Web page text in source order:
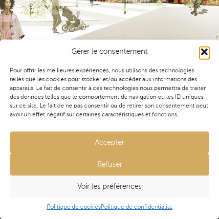
Gérer le consentement
Pour offrir les meilleures expériences, nous utilisons des technologies
telles que les cookies pour stocker et/ou accéder aux informations des
appareils. Le fait de consentir à ces technologies nous permettra de traiter
des données telles que le comportement de navigation ou les ID uniques
sur ce site. Le fait de ne pas consentir ou de retirer son consentement peut
avoir un effet négatif sur certaines caractéristiques et fonctions.
Accepter
Refuser
Voir les préférences
Politique de cookiesPolitique de confidentialité
Construction de bâtiments en structure bois à fortes
contraintes architecturales, label HQE.
Mission(s)
& études de conception
Agence Île de France
25 Grande rue
91290 ARPAJON
Membre de l'Untec depuis 2015
LinkedIn
Avise Conseil © 2021 - 2026 Tous droits réservés •
Politique de cookies• Site réalisé par HMSetl’Agence